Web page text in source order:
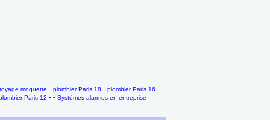
moquette - plombier Paris 18 - plombier Paris 16 -
Paris 12 - - Systèmes alarmes en entreprise